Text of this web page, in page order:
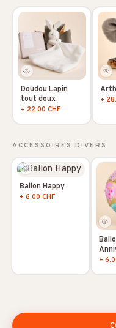
Doudou Lapin
tout doux
+ 22.00 CHF
+
ACCESSOIRES DIVERS
Ballon Happy
+ 6.00 CHF
+